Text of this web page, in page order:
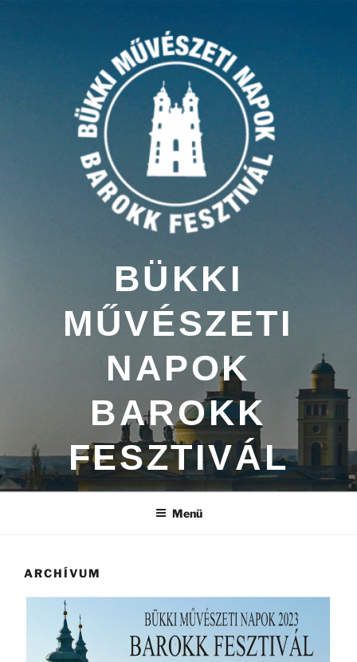
BÜKKI
MŰVÉSZETI
NAPOK
BAROKK
FESZTIVÁL
Menü
ARCHÍVUM